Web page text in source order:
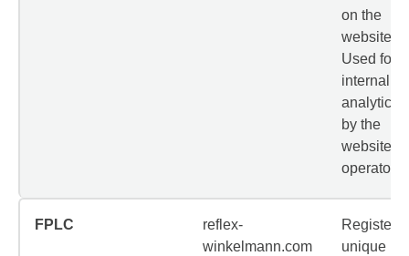
on the
website.
Used for
internal
analytics
by the
website
operator.
FPLC
reflex-
winkelmann.com
Registers
unique ID